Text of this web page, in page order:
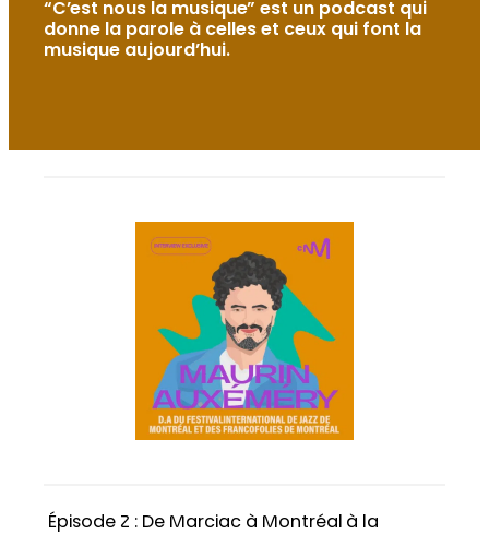
“C’est nous la musique” est un podcast qui
donne la parole à celles et ceux qui font la
musique aujourd’hui.
Épisode 2 : De Marciac à Montréal à la